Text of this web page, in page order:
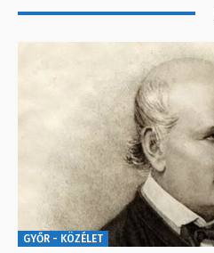
GYŐR - KÖZÉLET